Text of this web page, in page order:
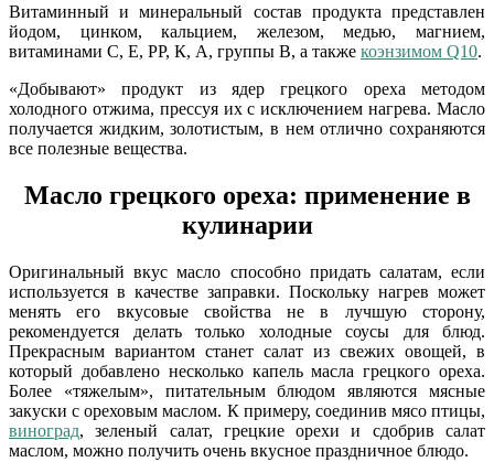
Витаминный и минеральный состав продукта представлен
йодом, цинком, кальцием, железом, медью, магнием,
витаминами С, Е, РР, К, А, группы В, а также коэнзимом Q10.
«Добывают» продукт из ядер грецкого ореха методом
холодного отжима, прессуя их с исключением нагрева. Масло
получается жидким, золотистым, в нем отлично сохраняются
все полезные вещества.
Масло грецкого ореха: применение в
кулинарии
Оригинальный вкус масло способно придать салатам, если
используется в качестве заправки. Поскольку нагрев может
менять его вкусовые свойства не в лучшую сторону,
рекомендуется делать только холодные соусы для блюд.
Прекрасным вариантом станет салат из свежих овощей, в
который добавлено несколько капель масла грецкого ореха.
Более «тяжелым», питательным блюдом являются мясные
закуски с ореховым маслом. К примеру, соединив мясо птицы,
виноград, зеленый салат, грецкие орехи и сдобрив салат
маслом, можно получить очень вкусное праздничное блюдо.